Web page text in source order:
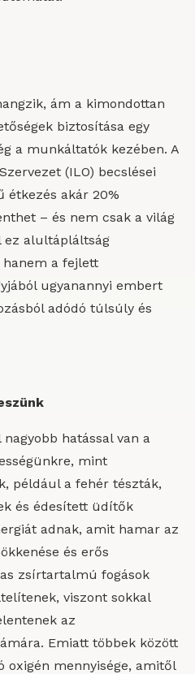
ám a kimondottan
biztosítása egy
a munkáltatók kezében. A
(ILO) becslései
étkezés akár 20%
– és nem csak a világ
ez alultápláltság
a fejlett
ugyanannyi embert
adódó túlsúly és
hatással van a
mint
például a fehér tészták,
és édesített üdítők
adnak, amit hamar az
és erős
zsírtartalmú fogások
viszont sokkal
az
Emiatt többek között
oxigén mennyisége, amitől